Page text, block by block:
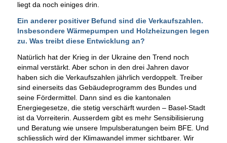
liegt da noch einiges drin.
Ein anderer positiver Befund sind die Verkaufszahlen.
Insbesondere Wärmepumpen und Holzheizungen legen
zu. Was treibt diese Entwicklung an?
Natürlich hat der Krieg in der Ukraine den Trend noch
einmal verstärkt. Aber schon in den drei Jahren davor
haben sich die Verkaufszahlen jährlich verdoppelt. Treiber
sind einerseits das Gebäudeprogramm des Bundes und
seine Fördermittel. Dann sind es die kantonalen
Energiegesetze, die stetig verschärft wurden – Basel-Stadt
ist da Vorreiterin. Ausserdem gibt es mehr Sensibilisierung
und Beratung wie unsere Impulsberatungen beim BFE. Und
schliesslich wird der Klimawandel immer sichtbarer. Wir